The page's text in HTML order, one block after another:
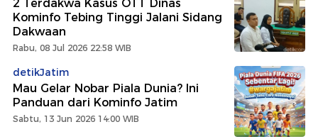
2 Terdakwa Kasus OTT Dinas
Kominfo Tebing Tinggi Jalani Sidang
Dakwaan
Rabu, 08 Jul 2026 22:58 WIB
detikJatim
Mau Gelar Nobar Piala Dunia? Ini
Panduan dari Kominfo Jatim
Sabtu, 13 Jun 2026 14:00 WIB